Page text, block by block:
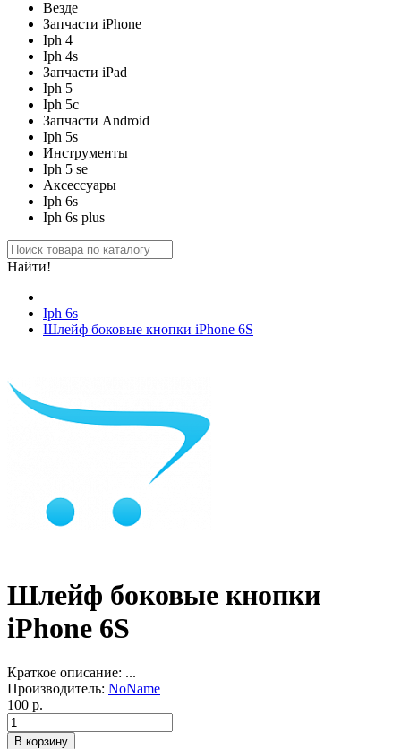
Везде
Запчасти iPhone
Iph 4
Iph 4s
Запчасти iPad
Iph 5
Iph 5c
Запчасти Android
Iph 5s
Инструменты
Iph 5 se
Аксессуары
Iph 6s
Iph 6s plus
Найти!
Iph 6s
Шлейф боковые кнопки iPhone 6S
Шлейф боковые кнопки
iPhone 6S
Краткое описание: ...
Производитель: NoName
100 р.